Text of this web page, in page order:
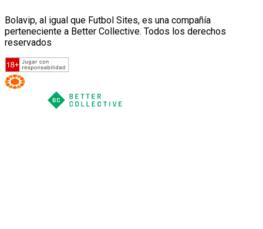
Bolavip, al igual que Futbol Sites, es una compañía
perteneciente a Better Collective. Todos los derechos
reservados